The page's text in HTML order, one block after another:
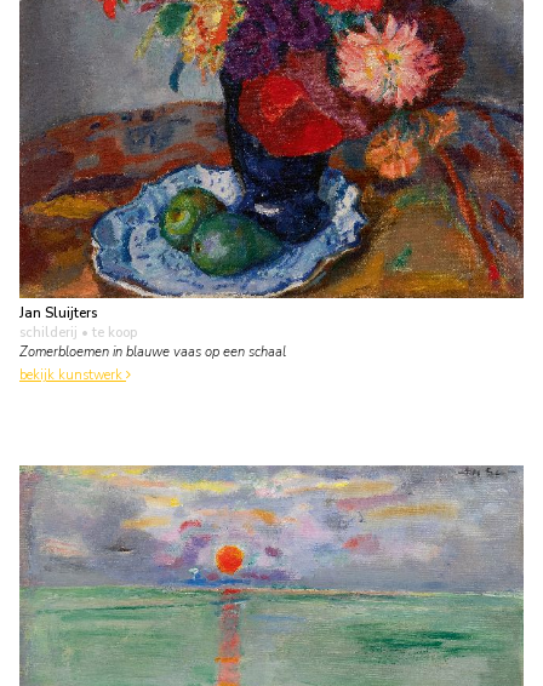
Jan Sluijters
schilderij • te koop
Zomerbloemen in blauwe vaas op een schaal
bekijk kunstwerk